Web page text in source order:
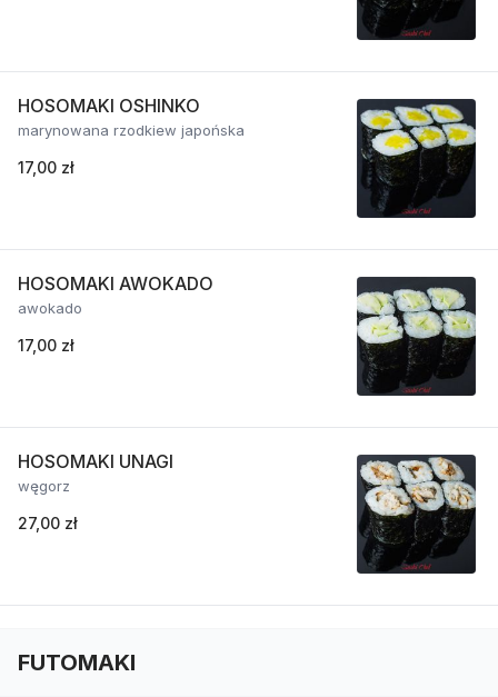
HOSOMAKI OSHINKO
marynowana rzodkiew japońska
17,00 zł
HOSOMAKI AWOKADO
awokado
17,00 zł
HOSOMAKI UNAGI
węgorz
27,00 zł
FUTOMAKI